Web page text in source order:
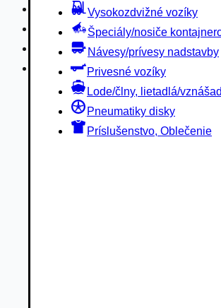
Vysokozdvižné vozíky
Špeciály/nosiče
Návesy/prívesy nadstavby
Privesné vozíky
Lode/člny, lietadlá/
Pneumatiky disky
Príslušenstvo, Oblečenie
Privesné vozíky
Lode/člny, lietadlá/vznášadlá
Pneumatiky disky
Príslušenstvo, Oblečenie